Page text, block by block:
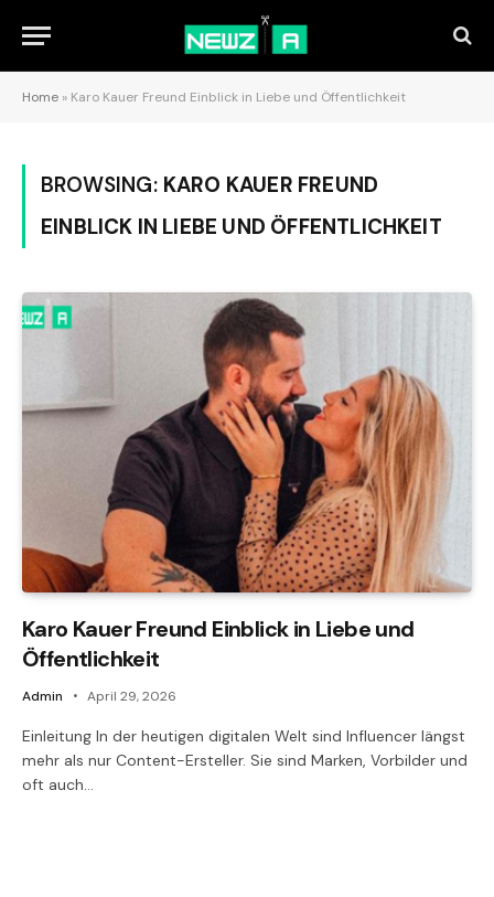
Home » Karo Kauer Freund Einblick in Liebe und Öffentlichkeit
BROWSING: KARO KAUER FREUND
EINBLICK IN LIEBE UND ÖFFENTLICHKEIT
Karo Kauer Freund Einblick in Liebe und
Öffentlichkeit
Admin April 29, 2026
Einleitung In der heutigen digitalen Welt sind Influencer längst
mehr als nur Content-Ersteller. Sie sind Marken, Vorbilder und
oft auch…